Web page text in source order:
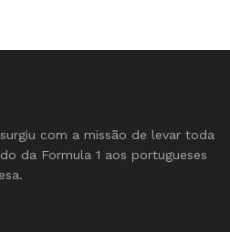
com a missão de levar toda
da Formula 1 aos portugueses